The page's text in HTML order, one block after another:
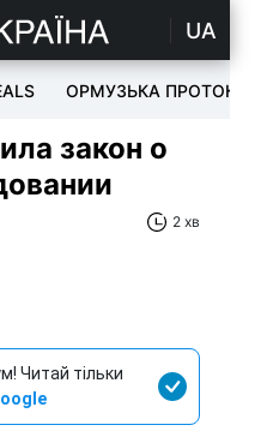
UA
ОРМУЗЬКА ПРОТОКА
закон о
2 хв
Читай тільки